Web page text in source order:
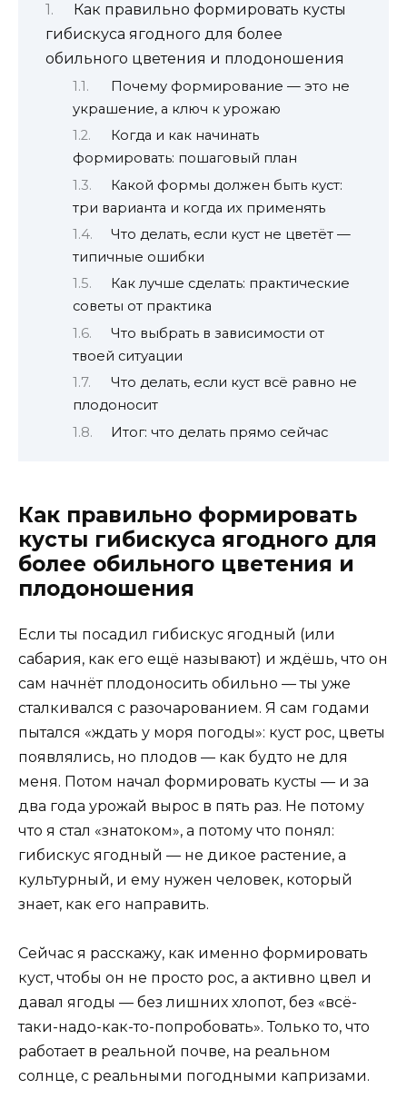
Как правильно формировать кусты
гибискуса ягодного для более
обильного цветения и плодоношения
Почему формирование — это не
украшение, а ключ к урожаю
Когда и как начинать
формировать: пошаговый план
Какой формы должен быть куст:
три варианта и когда их применять
Что делать, если куст не цветёт —
типичные ошибки
Как лучше сделать: практические
советы от практика
Что выбрать в зависимости от
твоей ситуации
Что делать, если куст всё равно не
плодоносит
Итог: что делать прямо сейчас
Как правильно формировать
кусты гибискуса ягодного для
более обильного цветения и
плодоношения
Если ты посадил гибискус ягодный (или
сабария, как его ещё называют) и ждёшь, что он
сам начнёт плодоносить обильно — ты уже
сталкивался с разочарованием. Я сам годами
пытался «ждать у моря погоды»: куст рос, цветы
появлялись, но плодов — как будто не для
меня. Потом начал формировать кусты — и за
два года урожай вырос в пять раз. Не потому
что я стал «знатоком», а потому что понял:
гибискус ягодный — не дикое растение, а
культурный, и ему нужен человек, который
знает, как его направить.
Сейчас я расскажу, как именно формировать
куст, чтобы он не просто рос, а активно цвел и
давал ягоды — без лишних хлопот, без «всё-
таки-надо-как-то-попробовать». Только то, что
работает в реальной почве, на реальном
солнце, с реальными погодными капризами.